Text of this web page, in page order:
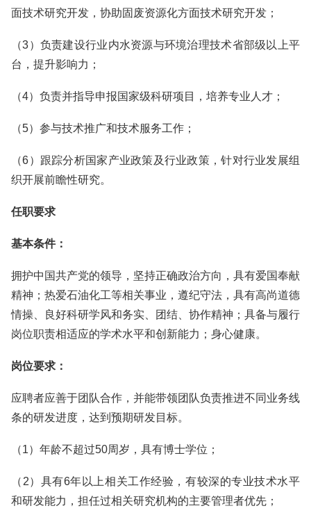
面技术研究开发，协助固废资源化方面技术研究开发；
（3）负责建设行业内水资源与环境治理技术省部级以上平
台，提升影响力；
（4）负责并指导申报国家级科研项目，培养专业人才；
（5）参与技术推广和技术服务工作；
（6）跟踪分析国家产业政策及行业政策，针对行业发展组
织开展前瞻性研究。
任职要求
基本条件：
拥护中国共产党的领导，坚持正确政治方向，具有爱国奉献
精神；热爱石油化工等相关事业，遵纪守法，具有高尚道德
情操、良好科研学风和务实、团结、协作精神；具备与履行
岗位职责相适应的学术水平和创新能力；身心健康。
岗位要求：
应聘者应善于团队合作，并能带领团队负责推进不同业务线
条的研发进度，达到预期研发目标。
（1）年龄不超过50周岁，具有博士学位；
（2）具有6年以上相关工作经验，有较深的专业技术水平
和研发能力，担任过相关研究机构的主要管理者优先；